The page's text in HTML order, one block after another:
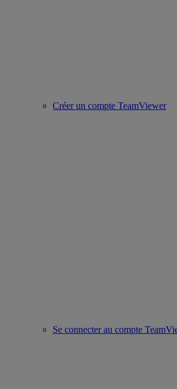
Créer un compte TeamViewer
Se connecter au compte